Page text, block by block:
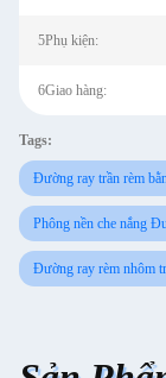
5Phụ kiện:
6Giao hàng:
Tags:
Đường ray trần rèm
Phông nền che nắng
Đường ray rèm nhôm